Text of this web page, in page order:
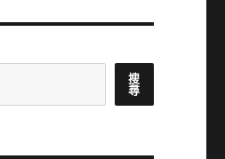
搜
尋